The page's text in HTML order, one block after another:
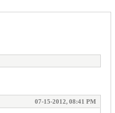
07-15-2012, 08:41 PM